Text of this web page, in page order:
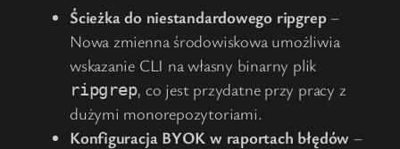
Ścieżka do niestandardowego ripgrep–
Nowa zmienna środowiskowa umożliwia
wskazanie CLI na własny binarny plik
ripgrep, co jest przydatne przy pracy z
dużymi monorepozytoriami.
Konfiguracja BYOK w raportach błędów –